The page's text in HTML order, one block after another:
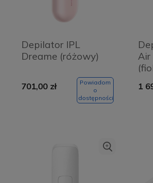
Depilator IPL
Dreame (różowy)
701,00 zł
Powiadom
o
dostępności
Air
1